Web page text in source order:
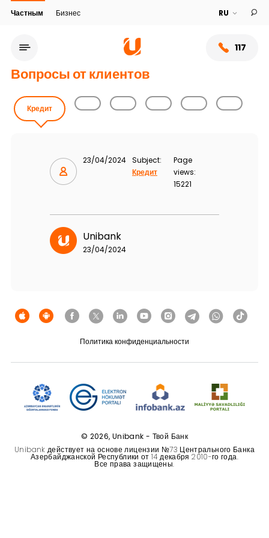
Частным Бизнес
117
Сеть обслуживания
О банке
Кешбэк
Тарифы
Связь с банком
F.A.Q
Вопросы от клиентов
Кредит
23/04/2024 Subject:
Кредит
Page
views:
15221
Unibank
23/04/2024
Политика конфиденциальности
© 2026, Unibank - Твой Банк
Unibank действует на основе лицензии №73 Центрального Банка
Азербайджанской Республики от 14 декабря 2010-го года.
Все права защищены.